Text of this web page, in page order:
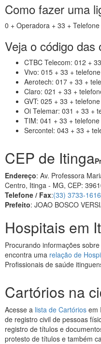
Como fazer uma
0 + Operadora + 33 +
Veja o código das
CTBC Telecom: 012 +
Vivo: 015 + 33 + telefone
Aerotech: 017 + 33 +
Claro: 021 + 33 +
GVT: 025 + 33 + telefone
Oi Telemar: 031 + 33 +
TIM: 041 + 33 + telefone
Sercontel: 043 + 33 +
CEP de Itinga
Endereço: Av. Professora
Centro, Itinga - MG, CEP:
Telefone / Fax:(33) 3733-1616
Prefeito: JOAO BOSCO
Hospitais em
Procurando informações
encontra uma relação de
Profissionais de saúde
Cartórios na
Acesse a lista de Cartórios em
de registro civil de pessoas
registro de títulos e
protesto de títulos e também